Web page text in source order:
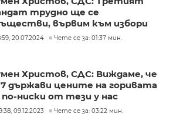
трудно ще се
вървим към избори
20.07.2024 Чете се за: 01:37 мин.
Христов, СДС: Виждаме, че
държави цените на горивата
по-ниски от тези у нас
09.12.2023 Чете се за: 03:22 мин.